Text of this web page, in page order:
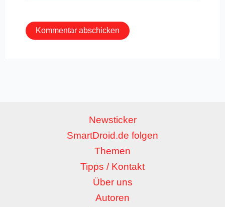
Newsticker
SmartDroid.de folgen
Themen
Tipps / Kontakt
Über uns
Autoren